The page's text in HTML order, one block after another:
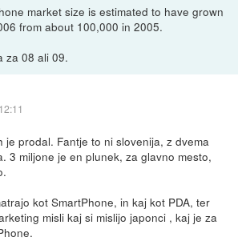
market size is estimated to have grown
from about 100,000 in 2005.
za 08 ali 09.
je prodal. Fantje to ni slovenija, z dvema
3 miljone je en plunek, za glavno mesto,
kot SmartPhone, in kaj kot PDA, ter
misli kaj si mislijo japonci , kaj je za